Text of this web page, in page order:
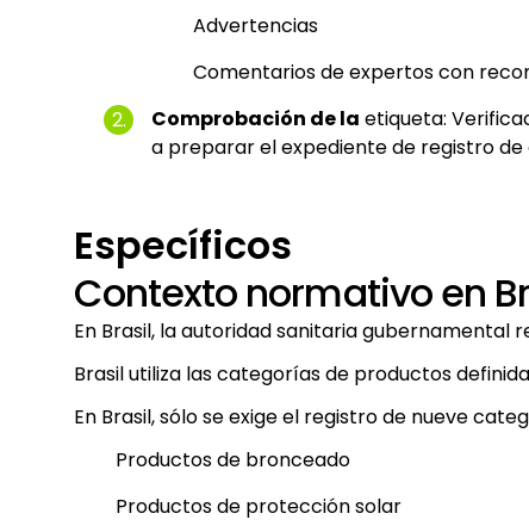
Advertencias
Comentarios de expertos con
Comprobación de la etiqueta:
a preparar el expediente de registro
Específicos
Contexto normativo en
En Brasil, la autoridad sanitaria
Brasil utiliza las categorías de productos
En Brasil, sólo se exige el registro de nueve
Productos de bronceado
Productos de protección solar